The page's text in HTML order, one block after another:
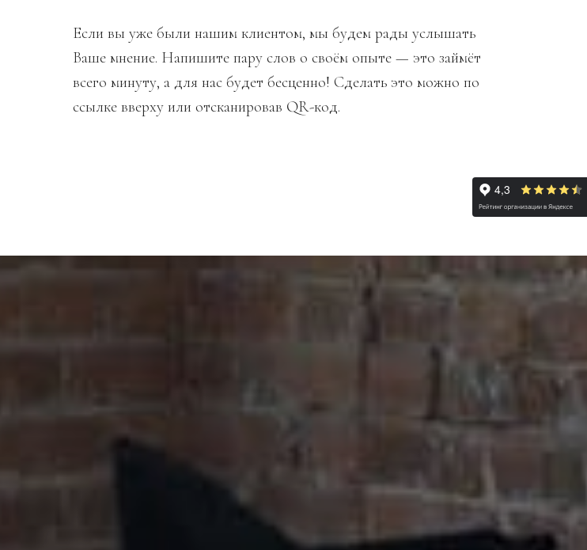
Если вы уже были нашим клиентом, мы будем рады услышать
Ваше мнение. Напишите пару слов о своём опыте — это займёт
всего минуту, а для нас будет бесценно! Сделать это можно по
ссылке вверху или отсканировав QR-код.